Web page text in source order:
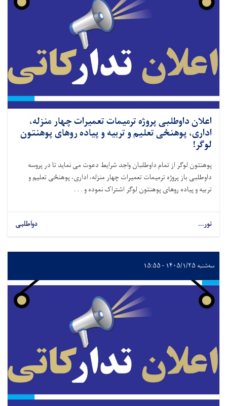
اعلان داوطلبی پروژه ترمیمات تعمیرات چهار منزله،
اداری، پوهنځی تعلیم و تربیه و پیاده روهای پوهنتون
لوگر!
پوهنتون لوگر از تمام داوطلبان واجد شرایط دعوت می نماید تا در پروسه
داوطلبی باز پروژه ترمیمات تعمیرات چهار منزله، اداری، پوهنځی تعلیم و
تربیه و پیاده روهای پوهنتون لوگر اشتراک نموده و . . .
نور... دواطلبی
سه‌شنبه ۱۴۰۵/۱/۲۵ - ۱۵:۵۵